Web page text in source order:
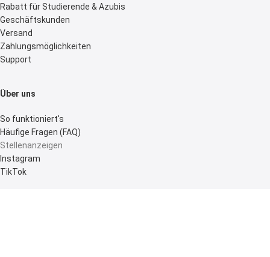
Rabatt für Studierende & Azubis
Geschäftskunden
Versand
Zahlungsmöglichkeiten
Support
Über uns
So funktioniert's
Häufige Fragen (FAQ)
Stellenanzeigen
Instagram
TikTok